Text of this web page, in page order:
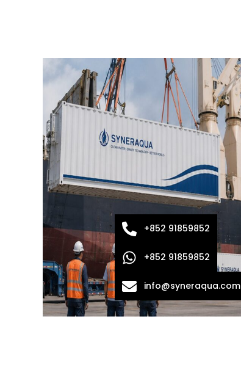
+852 91859852
+852 91859852
info@syneraqua.com